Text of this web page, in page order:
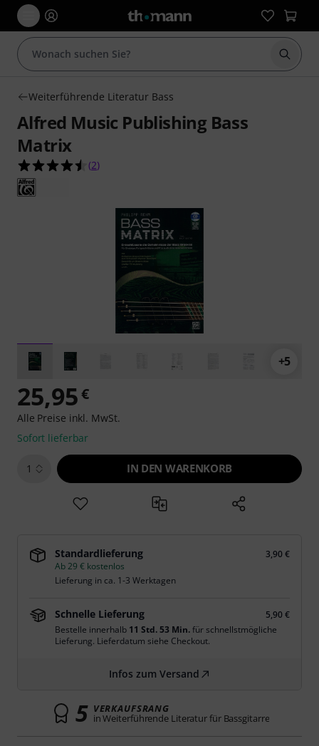
Suche
Weiterführende Literatur Bass
Alfred Music Publishing Bass
Matrix
4.5 von 5 Sternen aus 2 Kundenbewertungen
(2)
+5
25,95€
Alle Preise inkl. MwSt.
Sofort lieferbar
1 IN DEN WARENKORB
Standardlieferung
3,90 €
Ab 29 € kostenlos
Lieferung in ca. 1-3 Werktagen
Schnelle Lieferung
5,90 €
Bestelle innerhalb 11 Std. 53 Min.für schnellstmögliche
Lieferung. Lieferdatum siehe Checkout.
Infos zum Versand
5 VERKAUFSRANG
in Weiterführende Literatur für Bassgitarre